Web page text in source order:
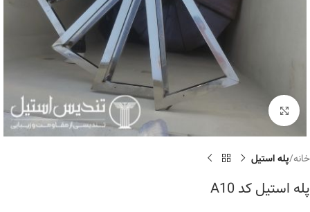
برای بزرگنمایی کلیک کنید
خانه پله استیل
پله استیل کد A10